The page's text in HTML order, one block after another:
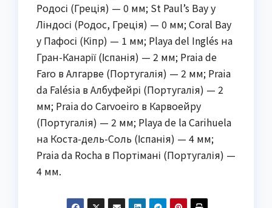
Родосі (Греція) — 0 мм; St Paul’s Bay у
Ліндосі (Родос, Греція) — 0 мм; Coral Bay
у Пафосі (Кіпр) — 1 мм; Playa del Inglés на
Гран-Канарії (Іспанія) — 2 мм; Praia de
Faro в Алгарве (Португалія) — 2 мм; Praia
da Falésia в Албуфейрі (Португалія) — 2
мм; Praia do Carvoeiro в Карвоейру
(Португалія) — 2 мм; Playa de la Carihuela
на Коста-дель-Соль (Іспанія) — 4 мм;
Praia da Rocha в Портімані (Португалія) —
4 мм.